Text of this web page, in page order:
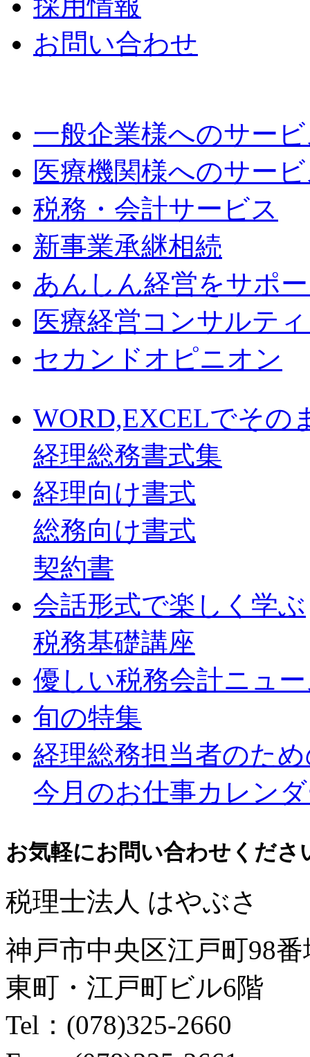
お問い合わせ
一般企業様へのサー
医療機関様へのサー
税務・会計サービス
新事業承継相続
あんしん経営をサポ
医療経営コンサルテ
セカンドオピニオン
WORD,EXCELでその
経理総務書式集
経理向け書式
総務向け書式
契約書
会話形式で楽しく学ぶ
税務基礎講座
優しい税務会計ニュ
旬の特集
経理総務担当者のた
今月のお仕事カレン
お気軽にお問い合わせくださ
税理士法人 はやぶさ
神戸市中央区江戸町98
東町・江戸町ビル6階
Tel：(078)325-2660